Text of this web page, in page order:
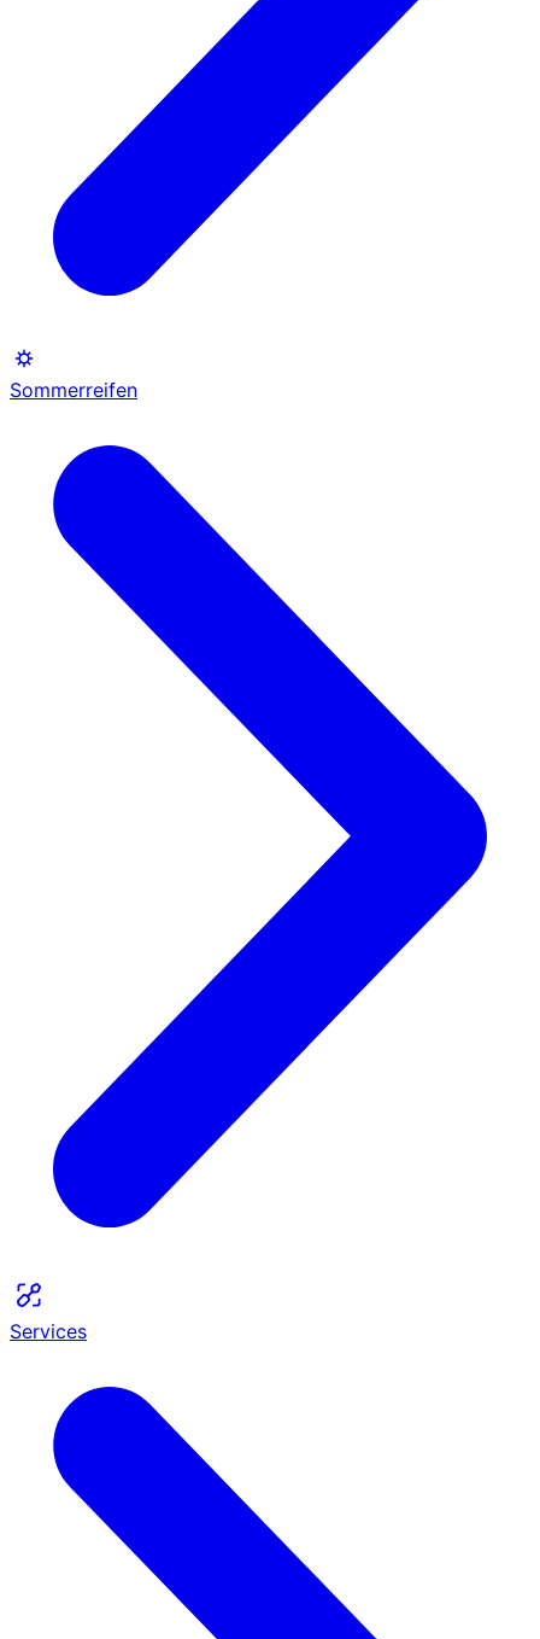
Sommerreifen
Services